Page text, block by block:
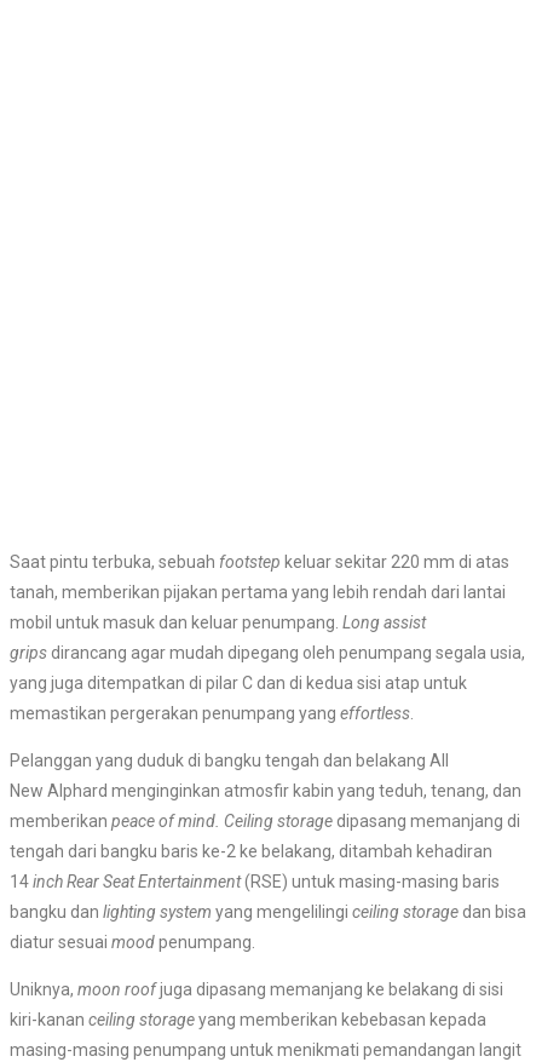
Saat pintu terbuka, sebuah footstep keluar sekitar 220 mm di atas
tanah, memberikan pijakan pertama yang lebih rendah dari lantai
mobil untuk masuk dan keluar penumpang. Long assist
grips dirancang agar mudah dipegang oleh penumpang segala usia,
yang juga ditempatkan di pilar C dan di kedua sisi atap untuk
memastikan pergerakan penumpang yang effortless.
Pelanggan yang duduk di bangku tengah dan belakang All
New Alphard menginginkan atmosfir kabin yang teduh, tenang, dan
memberikan peace of mind. Ceiling storage dipasang memanjang di
tengah dari bangku baris ke-2 ke belakang, ditambah kehadiran
14inch Rear Seat Entertainment(RSE) untuk masing-masing baris
bangku dan lighting system yang mengelilingi ceiling storage dan bisa
diatur sesuai moodpenumpang.
Uniknya, moon roofjuga dipasang memanjang ke belakang di sisi
kiri-kanan ceiling storageyang memberikan kebebasan kepada
masing-masing penumpang untuk menikmati pemandangan langit